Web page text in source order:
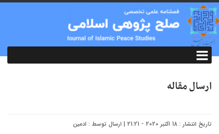
ارسال مقاله
تاریخ انتشار : 18 اکتبر 2020 - 21:21 | ارسال توسط : ادمین